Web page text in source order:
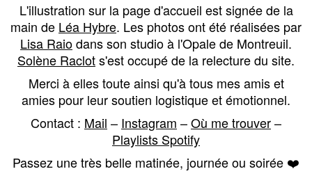
L'illustration sur la page d'accueil est signée de la
main de Léa Hybre. Les photos ont été réalisées par
Lisa Raiodans son studio à l'Opale de Montreuil.
Solène Raclots'est occupé de la relecture du site.
Merci à elles toute ainsi qu'à tous mes amis et
amies pour leur soutien logistique et émotionnel.
Contact : Mail – Instagram –Où me trouver–
Playlists Spotify
Passez une très belle matinée, journée ou soirée ❤️